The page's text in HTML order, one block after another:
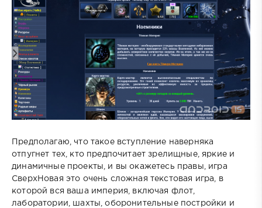
Предполагаю, что такое вступление наверняка
отпугнет тех, кто предпочитает зрелищные, яркие и
динамичные проекты, и вы окажетесь правы, игра
СверхНовая это очень сложная текстовая игра, в
которой вся ваша империя, включая флот,
лаборатории, шахты, оборонительные постройки и